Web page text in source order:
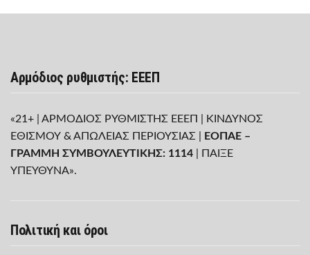
Αρμόδιος ρυθμιστής: ΕΕΕΠ
«21+ | ΑΡΜΟΔΙΟΣ ΡΥΘΜΙΣΤΗΣ ΕΕΕΠ | ΚΙΝΔΥΝΟΣ
ΕΘΙΣΜΟΥ & ΑΠΩΛΕΙΑΣ ΠΕΡΙΟΥΣΙΑΣ |
ΕΟΠΑΕ –
ΓΡΑΜΜΗ ΣΥΜΒΟΥΛΕΥΤΙΚΗΣ: 1114 | ΠΑΙΞΕ
ΥΠΕΥΘΥΝΑ».
Πολιτική και όροι